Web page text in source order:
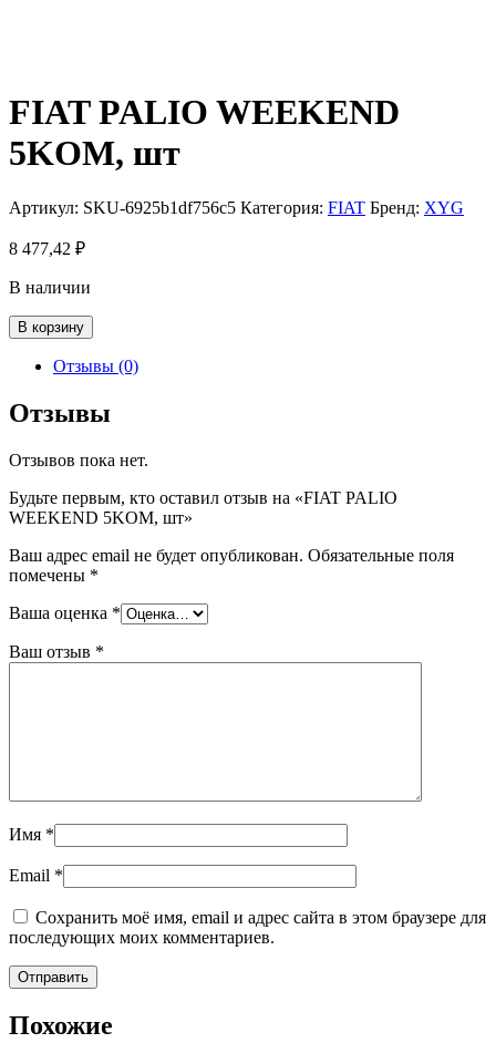
FIAT PALIO WEEKEND
5KOM, шт
Артикул: SKU-6925b1df756c5 Категория: FIAT Бренд: XYG
8 477,42 ₽
В наличии
Количество
товара
FIAT
WEEKEND
5KOM,
В корзину
Отзывы (0)
Отзывы
Отзывов пока нет.
Будьте первым, кто оставил отзыв на «FIAT PALIO
WEEKEND 5KOM, шт»
Ваш адрес email не будет опубликован. Обязательные поля
помечены *
Ваша оценка *
Ваш отзыв *
Имя *
Email *
Сохранить моё имя, email и адрес сайта в этом браузере для
последующих моих комментариев.
Похожие